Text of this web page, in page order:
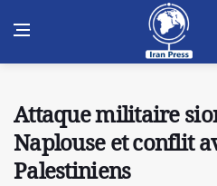
Attaque militaire
Naplouse et conflit
Palestiniens